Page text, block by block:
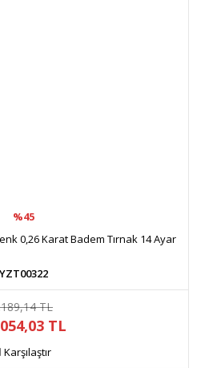
%45
0,26 Karat Badem Tırnak 14 Ayar
YZT00322
TL
TL
Karşılaştır